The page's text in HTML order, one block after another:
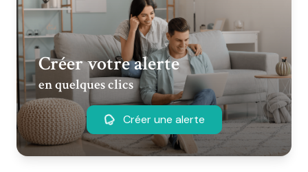
Créer votre alerte
en quelques clics
Créer une alerte